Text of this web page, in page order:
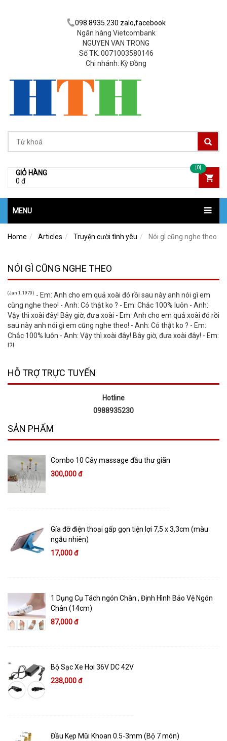
098.8935.230 zalo,facebook
Ngân hàng Vietcombank
NGUYEN VAN TRONG
Số TK: 0071003580146
Chi nhánh: Kỳ Đồng
GIỎ HÀNG
0 đ
[0]
MENU
Home Articles Truyện cười tình yêu Nói gì cũng nghe theo
NÓI GÌ CŨNG NGHE THEO
(Jan 1, 1970) - Em: Anh cho em quả xoài đó rồi sau này anh nói gì em
cũng nghe theo! - Anh: Có thật ko ? - Em: Chắc 100% luôn - Anh:
Vậy thì xoài đây! Bây giờ, đưa xoài - Em: Anh cho em quả xoài đó rồi
sau này anh nói gì em cũng nghe theo! - Anh: Có thật ko ? - Em:
Chắc 100% luôn - Anh: Vậy thì xoài đây! Bây giờ, đưa xoài đây! - Em:
!?!
HỖ TRỢ TRỰC TUYẾN
Hotline
0988935230
SẢN PHẨM
Combo 10 Cây massage đầu thư giãn
300,000 đ
Gía đỡ điện thoại gấp gọn tiện lợi 7,5 x 3,3cm (màu
ngẫu nhiên)
17,000 đ
1 Dụng Cụ Tách ngón Chân , Định Hình Bảo Vệ Ngón
Chân (14cm)
87,000 đ
Bộ Sạc Xe Hơi 36V DC 42V
238,000 đ
Đầu Kẹp Mũi Khoan 0.5-3mm (Bộ 7 món)